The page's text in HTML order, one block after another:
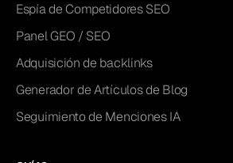
Espía de Competidores SEO
Panel GEO / SEO
Adquisición de backlinks
Generador de Artículos de Blog
Seguimiento de Menciones IA